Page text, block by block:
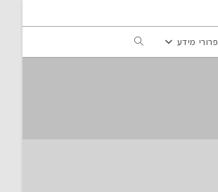
פרורי מידע Toggle